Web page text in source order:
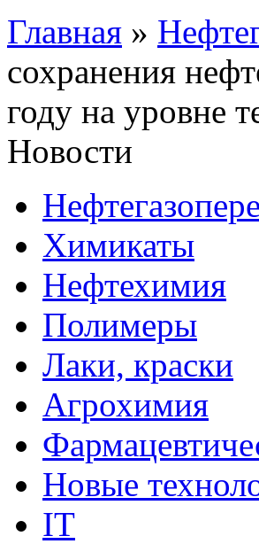
Главная »
сохранения
году на уровне
Новости
Химикаты
Нефтехимия
Полимеры
Лаки, краски
Агрохимия
Новые
IT